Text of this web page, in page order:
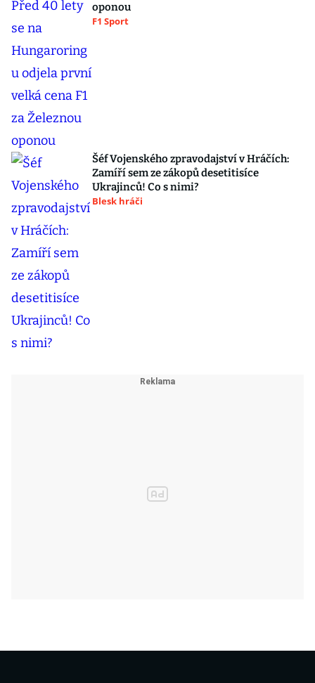
oponou
F1 Sport
Šéf Vojenského zpravodajství v Hráčích:
Zamíří sem ze zákopů desetitisíce
Ukrajinců! Co s nimi?
Blesk hráči